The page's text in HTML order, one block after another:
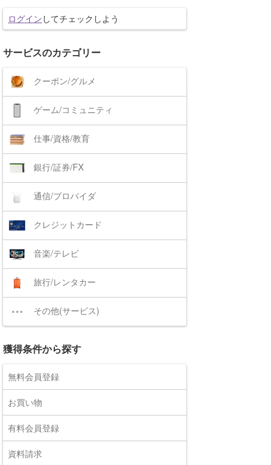
ログイン してチェックしよう
サービスのカテゴリー
クーポン/グルメ
ゲーム/コミュニティ
仕事/資格/教育
銀行/証券/FX
通信/プロバイダ
クレジットカード
音楽/テレビ
旅行/レンタカー
その他(サービス)
獲得条件から探す
無料会員登録
お買い物
有料会員登録
資料請求